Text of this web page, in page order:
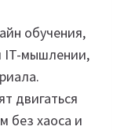
обучения,
IT-мышлении,
двигаться
без хаоса и